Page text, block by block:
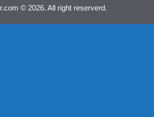
© 2026. All right reserverd.